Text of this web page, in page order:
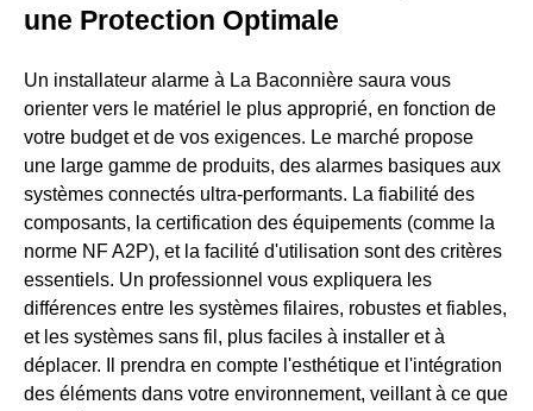
une Protection Optimale
Un installateur alarme à La Baconnière saura vous
orienter vers le matériel le plus approprié, en fonction de
votre budget et de vos exigences. Le marché propose
une large gamme de produits, des alarmes basiques aux
systèmes connectés ultra-performants. La fiabilité des
composants, la certification des équipements (comme la
norme NF A2P), et la facilité d'utilisation sont des critères
essentiels. Un professionnel vous expliquera les
différences entre les systèmes filaires, robustes et fiables,
et les systèmes sans fil, plus faciles à installer et à
déplacer. Il prendra en compte l'esthétique et l'intégration
des éléments dans votre environnement, veillant à ce que